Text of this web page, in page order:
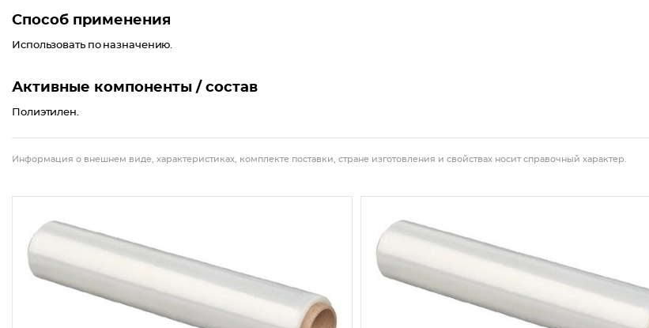
Способ применения
Использовать по назначению.
Активные компоненты / состав
Полиэтилен.
Информация о внешнем виде, характеристиках, комплекте поставки, стране изготовления и свойствах носит справочный характер.